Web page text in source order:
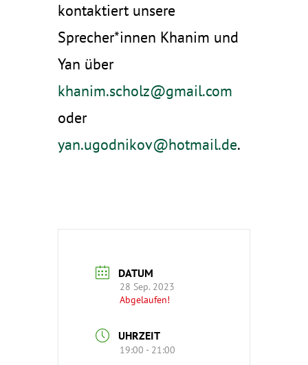
kontaktiert unsere
Sprecher*innen Khanim und
Yan über
khanim.scholz@gmail.com
oder
yan.ugodnikov@hotmail.de.
DATUM
28 Sep. 2023
Abgelaufen!
UHRZEIT
19:00 - 21:00